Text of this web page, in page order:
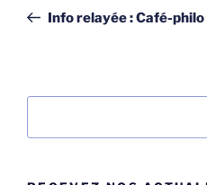
l’article
précédent
Info relayée : Café-